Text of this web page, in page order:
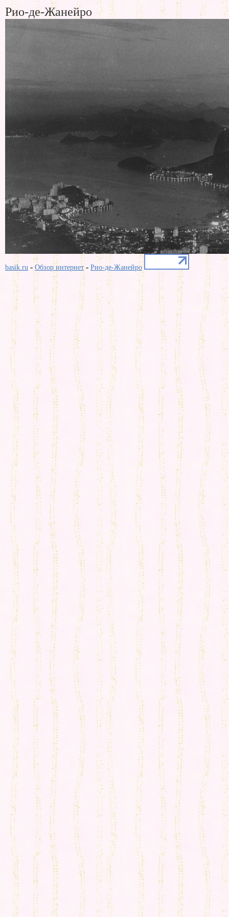
Рио-де-Жанейро
basik.ru -Обзор интернет- Рио-де-Жанейро